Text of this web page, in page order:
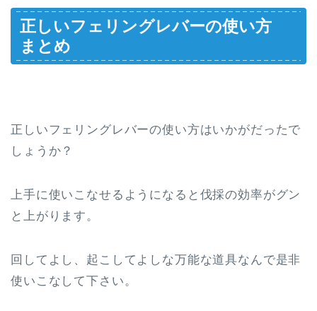
正しいフェリングレバーの使い方
まとめ
正しいフェリングレバーの使い方はいかがだったで
しょうか？
上手に使いこなせるようになると伐採の効率がグン
と上がります。
回してよし、起こしてよしな万能な道具なんで是非
使いこなして下さい。